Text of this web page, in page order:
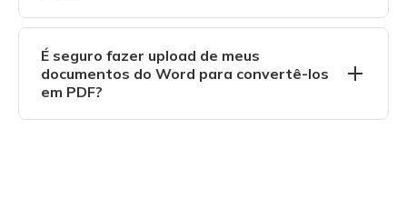
Claro que sim! Independentemente da formatação e
das imagens contidas em seus documentos do Word,
os arquivos PDF convertidos permanecerão intactos!
É seguro fazer upload de meus
documentos do Word para convertê-los
em PDF?